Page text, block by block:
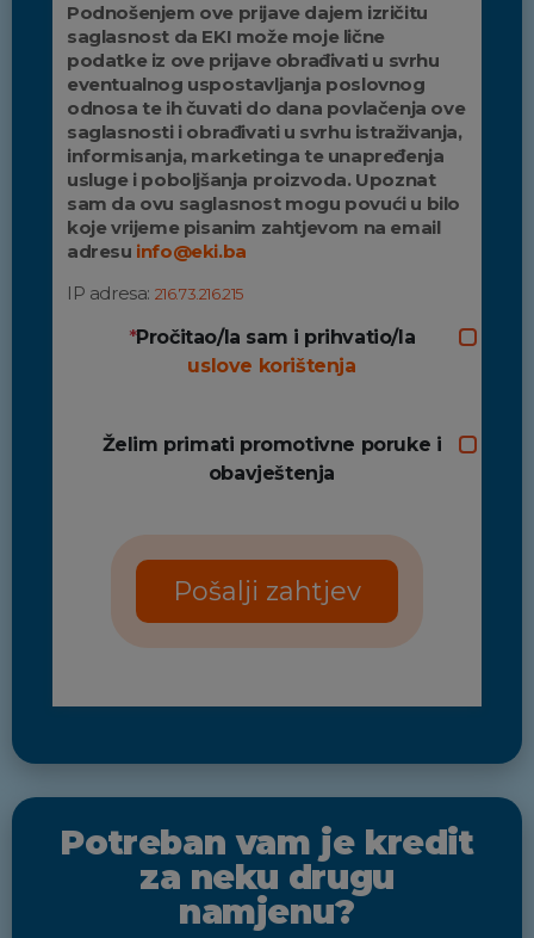
Podnošenjem ove prijave dajem izričitu
saglasnost da EKI može moje lične
podatke iz ove prijave obrađivati u svrhu
eventualnog uspostavljanja poslovnog
odnosa te ih čuvati do dana povlačenja ove
saglasnosti i obrađivati u svrhu istraživanja,
informisanja, marketinga te unapređenja
usluge i poboljšanja proizvoda. Upoznat
sam da ovu saglasnost mogu povući u bilo
koje vrijeme pisanim zahtjevom na email
adresu info@eki.ba
IP adresa: 216.73.216.215
*Pročitao/la sam i prihvatio/la
uslove korištenja
Želim primati promotivne poruke i
obavještenja
Pošalji zahtjev
Potreban vam je kredit
za neku drugu
namjenu?